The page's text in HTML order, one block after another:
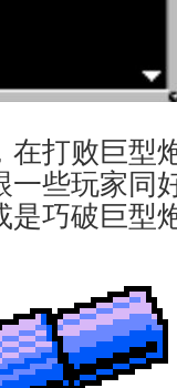
打败巨型
些玩家同
是巧破巨型